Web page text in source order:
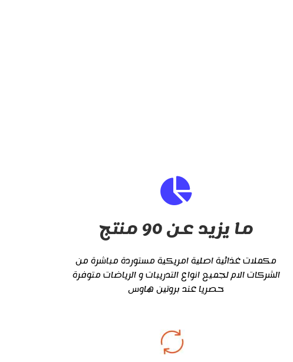
ما يزيد عن 90 منتج
مكملات غذائية اصلية امريكية مستوردة مباشرة من
الشركات الام لجميع انواع التدريبات و الرياضات متوفرة
حصريا عند بروتين هاوس